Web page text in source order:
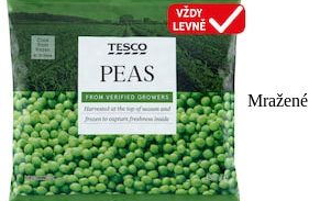
Mražené